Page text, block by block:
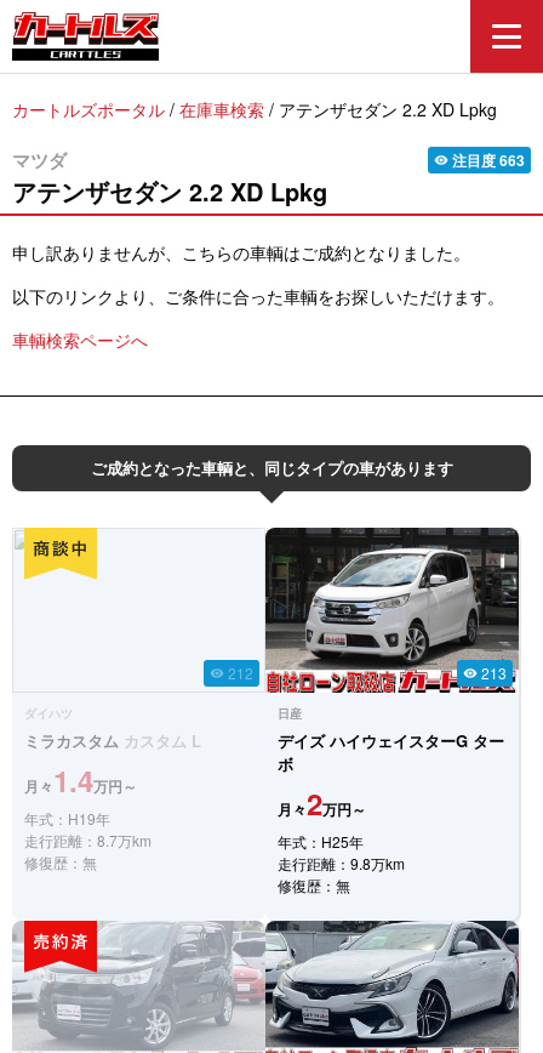
カートルズポータル / 在庫車検索 / アテンザセダン 2.2 XD Lpkg
マツダ
アテンザセダン 2.2 XD Lpkg
visibility 注目度663
申し訳ありませんが、こちらの車輌はご成約となりました。
以下のリンクより、ご条件に合った車輌をお探しいただけます。
車輌検索ページへ
ご成約となった車輌と、同じタイプの車があります
visibility 212
ダイハツ
ミラカスタム カスタム L
月々1.4万円～
年式：H19年
走行距離：8.7万km
修復歴：無
visibility 213
日産
デイズハイウェイスターG ター
ボ
月々2万円～
年式：H25年
走行距離：9.8万km
修復歴：無